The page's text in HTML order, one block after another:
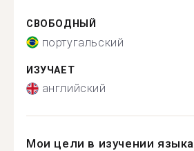
СВОБОДНЫЙ
португальский
ИЗУЧАЕТ
английский
Мои цели в изучении языка